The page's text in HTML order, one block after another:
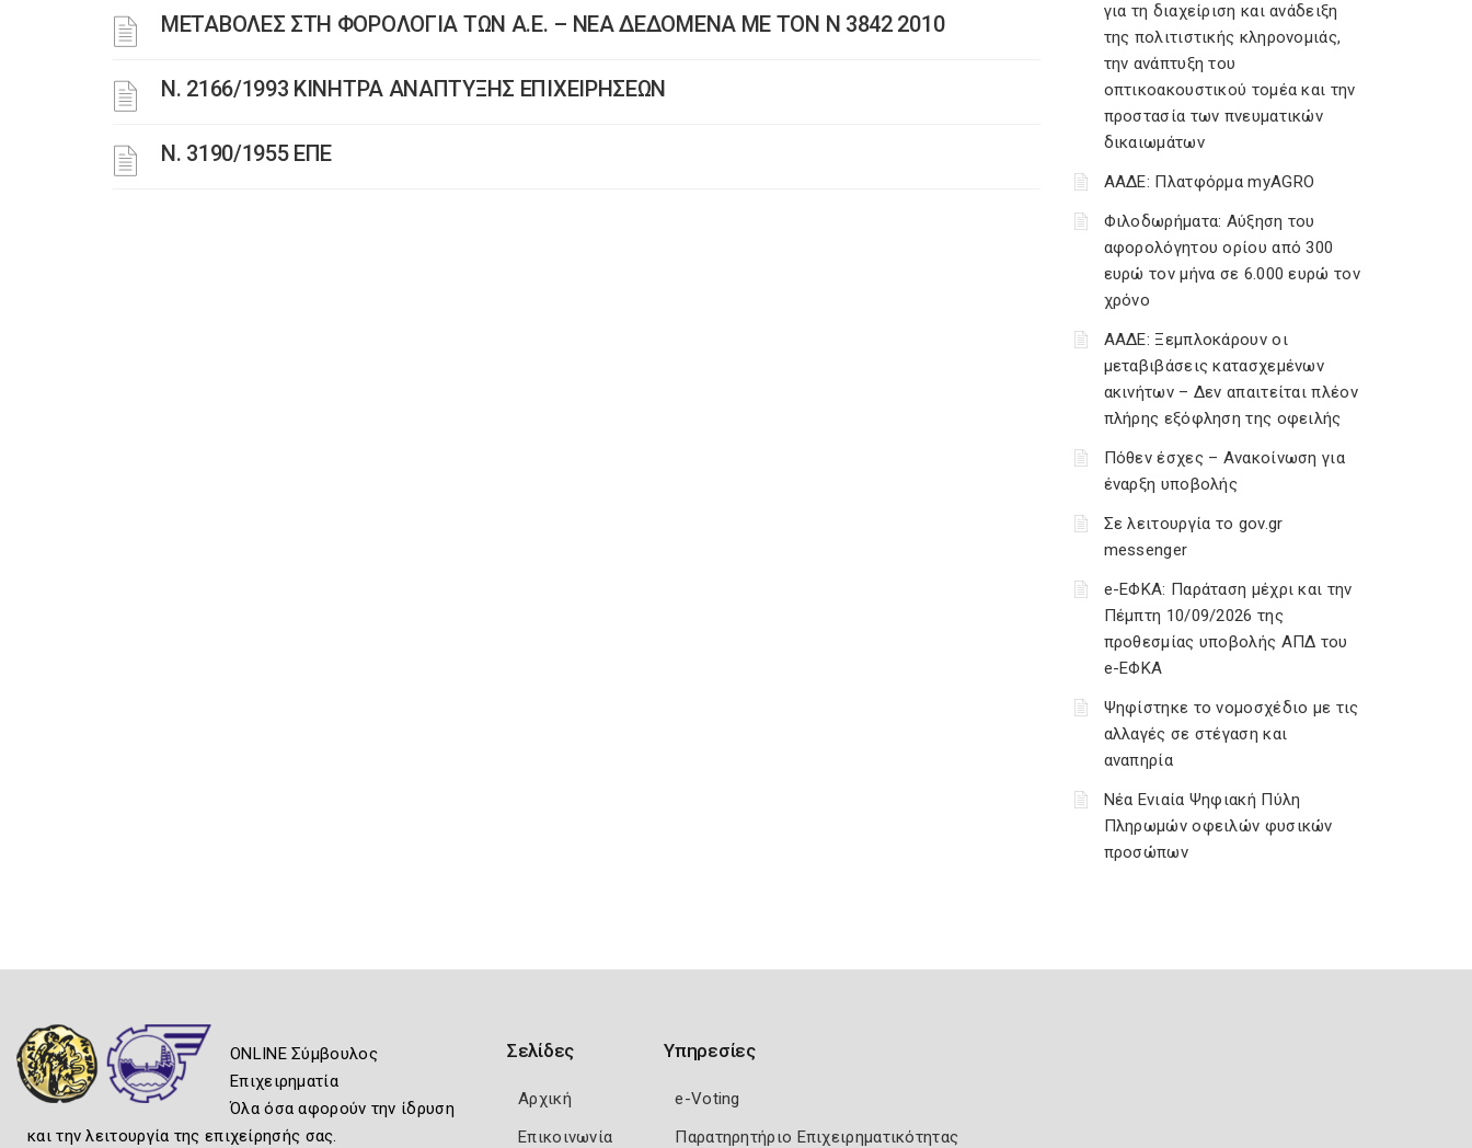
ΜΕΤΑΒΟΛΕΣ ΣΤΗ ΦΟΡΟΛΟΓΙΑ ΤΩΝ Α.Ε. – ΝΕΑ ΔΕΔΟΜΕΝΑ ME TON N 3842 2010
Ν. 2166/1993 ΚΙΝΗΤΡΑ ΑΝΑΠΤΥΞΗΣ ΕΠΙΧΕΙΡΗΣΕΩΝ
Ν. 3190/1955 ΕΠΕ
για τη διαχείριση και ανάδειξη
της πολιτιστικής κληρονομιάς,
την ανάπτυξη του
οπτικοακουστικού τομέα και την
προστασία των πνευματικών
δικαιωμάτων
ΑΑΔΕ: Πλατφόρμα myAGRO
Φιλοδωρήματα: Αύξηση του
αφορολόγητου ορίου από 300
ευρώ τον μήνα σε 6.000 ευρώ τον
χρόνο
ΑΑΔΕ: Ξεμπλοκάρουν οι
μεταβιβάσεις κατασχεμένων
ακινήτων – Δεν απαιτείται πλέον
πλήρης εξόφληση της οφειλής
Πόθεν έσχες – Ανακοίνωση για
έναρξη υποβολής
Σε λειτουργία το gov.gr
messenger
e-ΕΦΚΑ: Παράταση μέχρι και την
Πέμπτη 10/09/2026 της
προθεσμίας υποβολής ΑΠΔ του
e-ΕΦΚΑ
Ψηφίστηκε το νομοσχέδιο με τις
αλλαγές σε στέγαση και
αναπηρία
Νέα Ενιαία Ψηφιακή Πύλη
Πληρωμών οφειλών φυσικών
προσώπων
ONLINE Σύμβουλος
Επιχειρηματία
Όλα όσα αφορούν την ίδρυση
και την λειτουργία της επιχείρησής σας.
Σελίδες
Αρχική
Επικοινωνία
Υπηρεσίες
e-Voting
Παρατηρητήριο Επιχειρηματικότητας